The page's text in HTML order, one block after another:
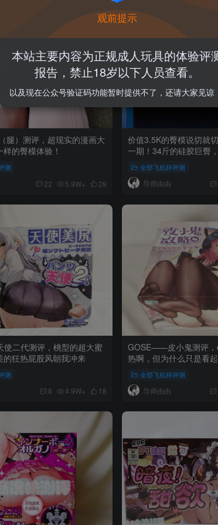
腿）测评，超现实的漫画大
的臀模体验！
测
22 5.9W+ 29
价值3.5K的臀模说切就
一期！34斤的硅胶巨臀
积冲撞体验！彼之良
全部飞机杯评测
导师由由
二代测评，桃型的超大蜜
的狂热屁股风朝我冲来
测
8 4.9W+ 18
GOSE——皮小鬼测评，
热啊，但为什么只是看
却又冷淡了
全部飞机杯评测
导师由由
观前提示
本站主要内容为正规成人玩具的体验评
报告，禁止18岁以下人员查看。
以及现在公众号验证码功能暂时提供不了，还请大家见谅